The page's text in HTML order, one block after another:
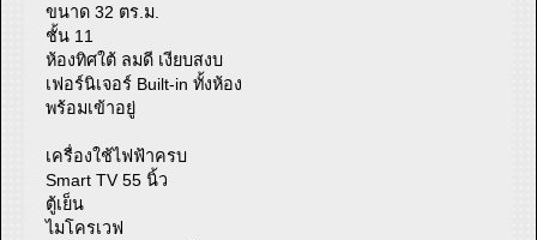
ขนาด 32 ตร.ม.
ชั้น 11
ห้องทิศใต้ ลมดี เงียบสงบ
เฟอร์นิเจอร์ Built-in ทั้งห้อง
พร้อมเข้าอยู่
เครื่องใช้ไฟฟ้าครบ
Smart TV 55 นิ้ว
ตู้เย็น
ไมโครเวฟ